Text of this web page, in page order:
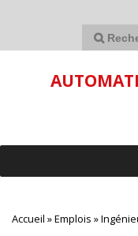
Accueil »Emplois »